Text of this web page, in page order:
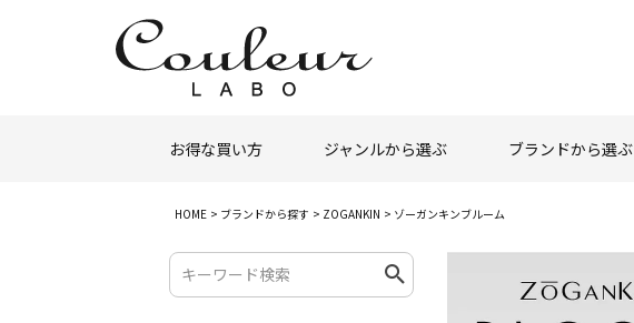
お得な買い方 ジャンルから選ぶ ブランドから選ぶ
HOME ブランドから探す ZOGANKIN ゾーガンキンブルーム